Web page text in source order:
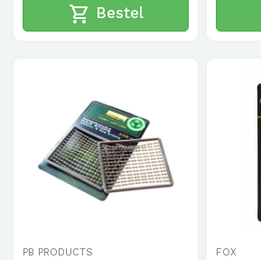
shopping_cart Bestel
PB PRODUCTS FOX